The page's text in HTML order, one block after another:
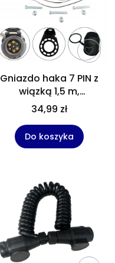
Gniazdo haka 7 PIN z
wiązką 1,5 m,
mocowaniem i
zaślepką
34,99 zł
Do koszyka